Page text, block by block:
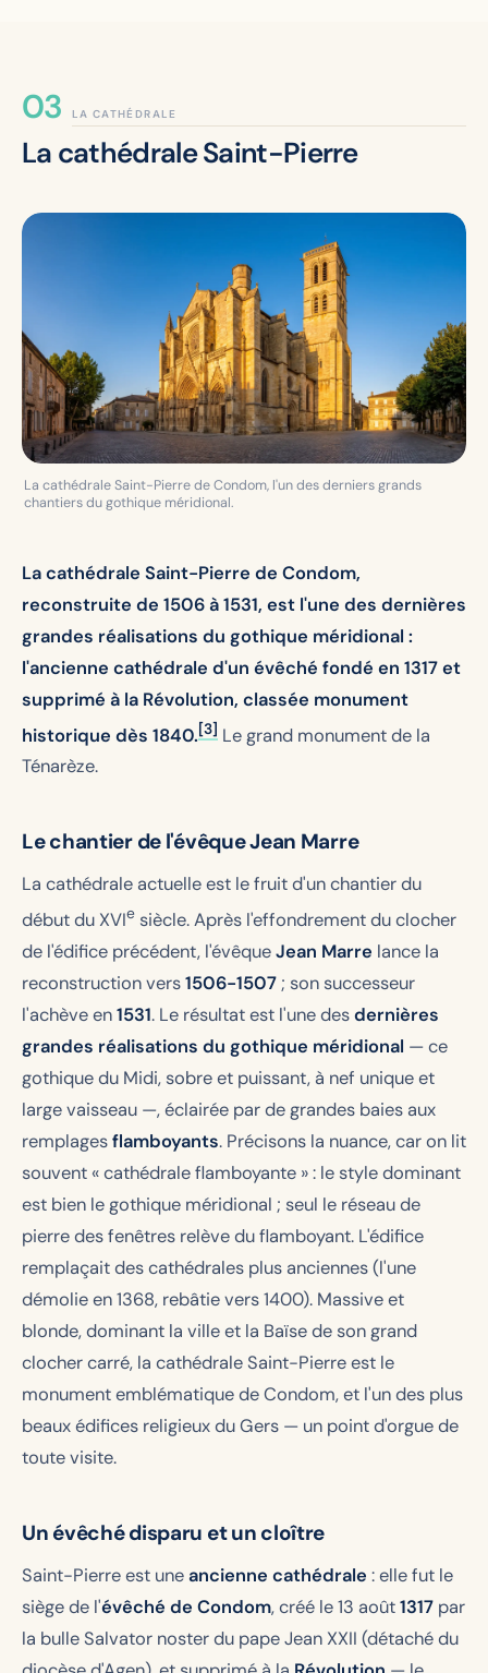
LA CATHÉDRALE
La cathédrale Saint-Pierre
La cathédrale Saint-Pierre de Condom, l'un des derniers grands
chantiers du gothique méridional.
La cathédrale Saint-Pierre de Condom,
reconstruite de 1506 à 1531, est l'une des dernières
grandes réalisations du gothique méridional :
l'ancienne cathédrale d'un évêché fondé en 1317 et
supprimé à la Révolution, classée monument
historique dès 1840.[3] Le grand monument de la
Ténarèze.
Le chantier de l'évêque Jean Marre
La cathédrale actuelle est le fruit d'un chantier du
début du XVIe siècle. Après l'effondrement du clocher
de l'édifice précédent, l'évêqueJean Marre lance la
reconstruction vers1506-1507 ; son successeur
l'achève en1531. Le résultat est l'une desdernières
grandes réalisations du gothique méridional — ce
gothique du Midi, sobre et puissant, à nef unique et
large vaisseau —, éclairée par de grandes baies aux
remplagesflamboyants. Précisons la nuance, car on lit
souvent « cathédrale flamboyante » : le style dominant
est bien le gothique méridional ; seul le réseau de
pierre des fenêtres relève du flamboyant. L'édifice
remplaçait des cathédrales plus anciennes (l'une
démolie en 1368, rebâtie vers 1400). Massive et
blonde, dominant la ville et la Baïse de son grand
clocher carré, la cathédrale Saint-Pierre est le
monument emblématique de Condom, et l'un des plus
beaux édifices religieux du Gers — un point d'orgue de
toute visite.
Un évêché disparu et un cloître
Saint-Pierre est uneancienne cathédrale : elle fut le
siège de l'évêché de Condom, créé le 13 août1317 par
la bulle Salvator nosterdu pape Jean XXII (détaché du